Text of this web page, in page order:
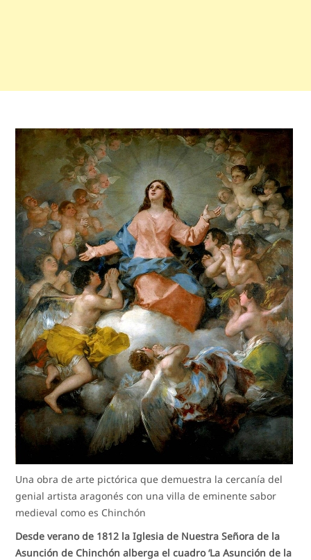
Una obra de arte pictórica que demuestra la cercanía del
genial artista aragonés con una villa de eminente sabor
medieval como es Chinchón
Desde verano de 1812 la Iglesia de Nuestra Señora de la
Asunción de Chinchón alberga el cuadro ‘La Asunción de la